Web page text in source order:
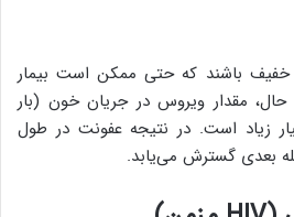
خفیف باشند که حتی ممکن است بیمار
مقدار ویروس در جریان خون (بار
زیاد است. در نتیجه عفونت در طول
بعدی گسترش می‌یابد.